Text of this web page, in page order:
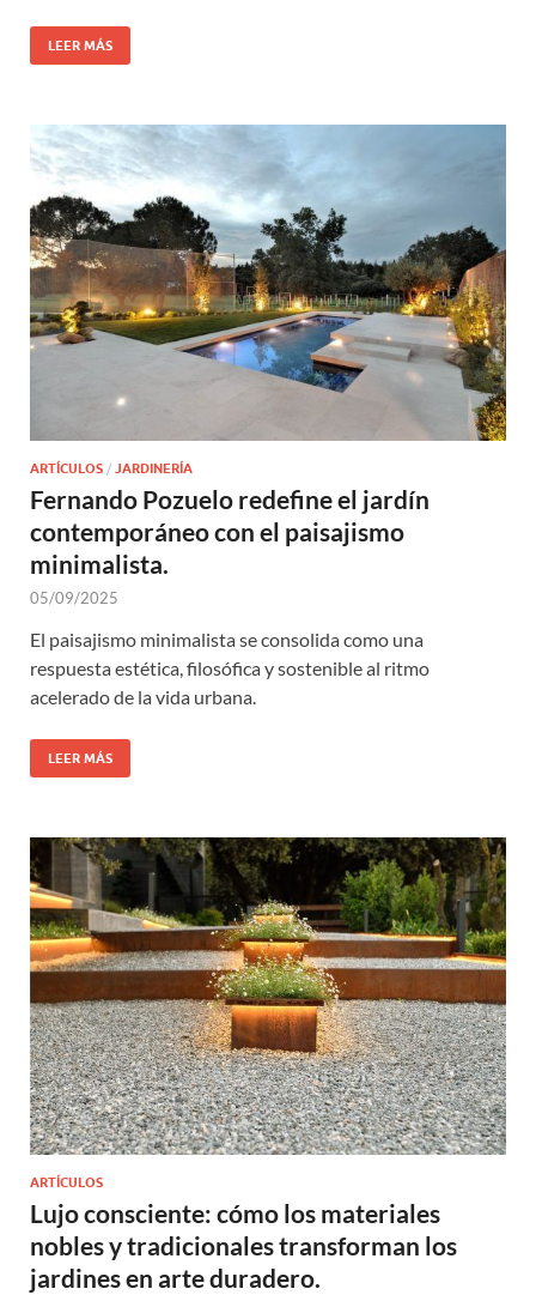
LEER MÁS
ARTÍCULOS / JARDINERÍA
Fernando Pozuelo redefine el jardín
contemporáneo con el paisajismo
minimalista.
05/09/2025
El paisajismo minimalista se consolida como una
respuesta estética, filosófica y sostenible al ritmo
acelerado de la vida urbana.
LEER MÁS
ARTÍCULOS
Lujo consciente: cómo los materiales
nobles y tradicionales transforman los
jardines en arte duradero.